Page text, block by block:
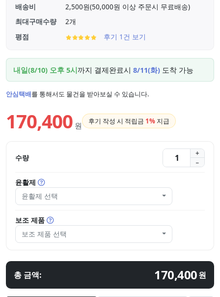
배송비
2,500원(50,000원 이상 주문시 무료배송)
최대구매수량
2개
평점
후기 1건 보기
내일(8/10) 오후 5시까지 결제완료시 8/11(화) 도착 가능
안심택배를 통해서도 물건을 받아보실 수 있습니다.
170,400 원 후기 작성 시 적립금 1% 지급
수량
윤활제
윤활제 선택
보조 제품
보조 제품 선택
총 금액: 170,400원